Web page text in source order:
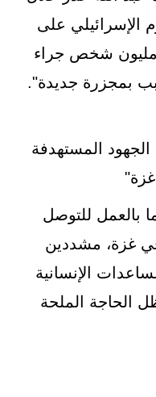
الإسرائيلي على
رفح، التي نزح إليها نحو 1.4 مليون شخص جراء
بمجزرة جديدة".
المستهدفة
بالعمل للتوصل
غزة، مشددين
الإنسانية
الحاجة الملحة